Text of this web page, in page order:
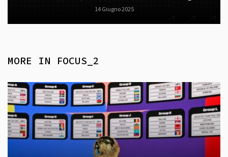
14 Giugno 2025
MORE IN FOCUS_2